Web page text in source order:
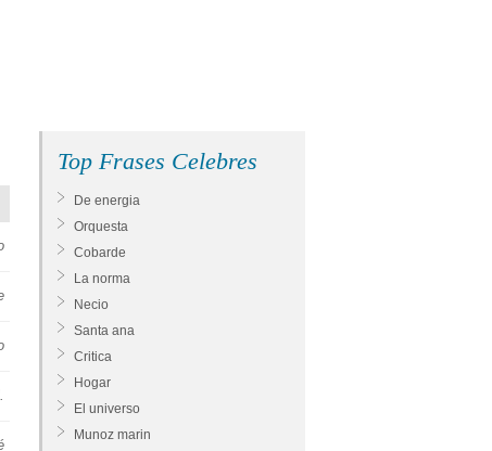
Top Frases Celebres
De energia
Orquesta
Cobarde
La norma
Necio
Santa ana
Critica
Hogar
El universo
Munoz marin